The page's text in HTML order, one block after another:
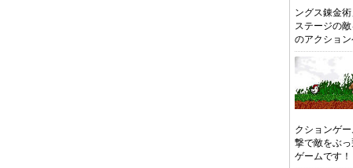
ングス錬金
ステージの
のアクショ
クションゲ
撃で敵をぶ
ゲームです！